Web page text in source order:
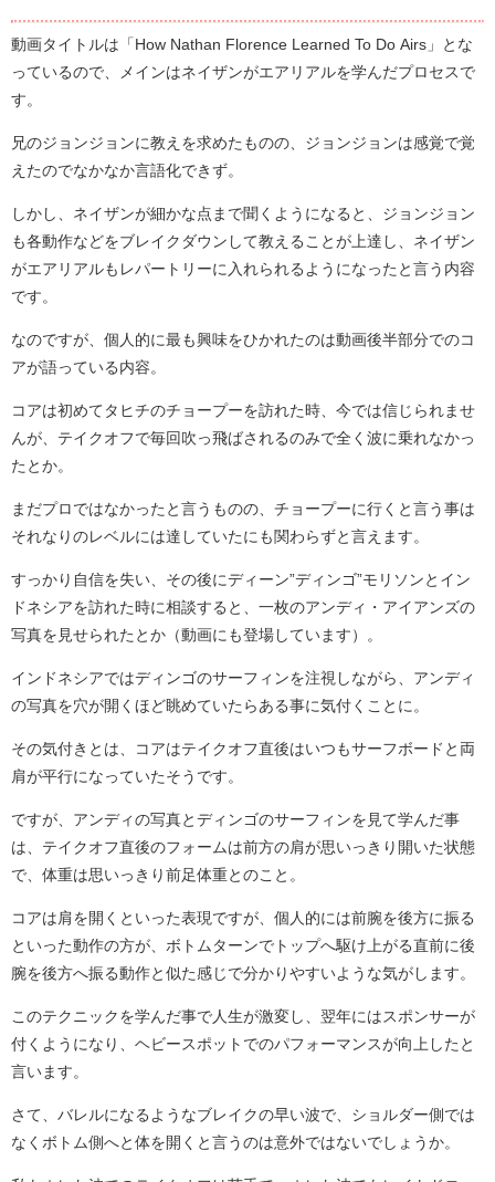
動画タイトルは「How Nathan Florence Learned To Do Airs」とな
っているので、メインはネイザンがエアリアルを学んだプロセスで
す。
兄のジョンジョンに教えを求めたものの、ジョンジョンは感覚で覚
えたのでなかなか言語化できず。
しかし、ネイザンが細かな点まで聞くようになると、ジョンジョン
も各動作などをブレイクダウンして教えることが上達し、ネイザン
がエアリアルもレパートリーに入れられるようになったと言う内容
です。
なのですが、個人的に最も興味をひかれたのは動画後半部分でのコ
アが語っている内容。
コアは初めてタヒチのチョープーを訪れた時、今では信じられませ
んが、テイクオフで毎回吹っ飛ばされるのみで全く波に乗れなかっ
たとか。
まだプロではなかったと言うものの、チョープーに行くと言う事は
それなりのレベルには達していたにも関わらずと言えます。
すっかり自信を失い、その後にディーン”ディンゴ”モリソンとイン
ドネシアを訪れた時に相談すると、一枚のアンディ・アイアンズの
写真を見せられたとか（動画にも登場しています）。
インドネシアではディンゴのサーフィンを注視しながら、アンディ
の写真を穴が開くほど眺めていたらある事に気付くことに。
その気付きとは、コアはテイクオフ直後はいつもサーフボードと両
肩が平行になっていたそうです。
ですが、アンディの写真とディンゴのサーフィンを見て学んだ事
は、テイクオフ直後のフォームは前方の肩が思いっきり開いた状態
で、体重は思いっきり前足体重とのこと。
コアは肩を開くといった表現ですが、個人的には前腕を後方に振る
といった動作の方が、ボトムターンでトップへ駆け上がる直前に後
腕を後方へ振る動作と似た感じで分かりやすいような気がします。
このテクニックを学んだ事で人生が激変し、翌年にはスポンサーが
付くようになり、ヘビースポットでのパフォーマンスが向上したと
言います。
さて、バレルになるようなブレイクの早い波で、ショルダー側では
なくボトム側へと体を開くと言うのは意外ではないでしょうか。